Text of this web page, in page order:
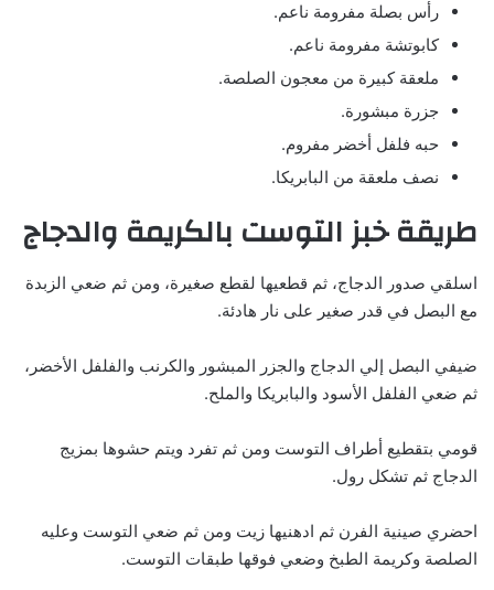
رأس بصلة مفرومة ناعم.
كابوتشة مفرومة ناعم.
ملعقة كبيرة من معجون الصلصة.
جزرة مبشورة.
حبه فلفل أخضر مفروم.
نصف ملعقة من البابريكا.
طريقة خبز التوست بالكريمة والدجاج
اسلقي صدور الدجاج، ثم قطعيها لقطع صغيرة، ومن ثم ضعي الزبدة
مع البصل في قدر صغير على نار هادئة.
ضيفي البصل إلي الدجاج والجزر المبشور والكرنب والفلفل الأخضر،
ثم ضعي الفلفل الأسود والبابريكا والملح.
قومي بتقطيع أطراف التوست ومن ثم تفرد ويتم حشوها بمزيج
الدجاج ثم تشكل رول.
احضري صينية الفرن ثم ادهنيها زيت ومن ثم ضعي التوست وعليه
الصلصة وكريمة الطبخ وضعي فوقها طبقات التوست.